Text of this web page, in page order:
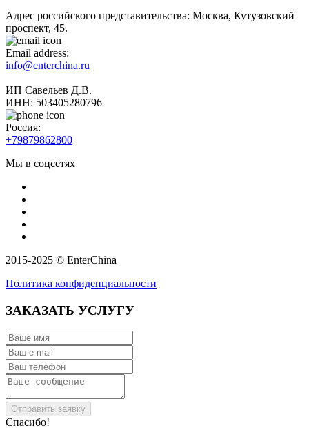
Адрес российского представительства: Москва, Кутузовский
проспект, 45.
Email address:
info@enterchina.ru
ИП Савельев Д.В.
ИНН: 503405280796
Россия:
+79879862800
Мы в соцсетях
2015-2025 © EnterChina
Политика конфиденциальности
ЗАКАЗАТЬ УСЛУГУ
Отправить заявку
Спасибо!